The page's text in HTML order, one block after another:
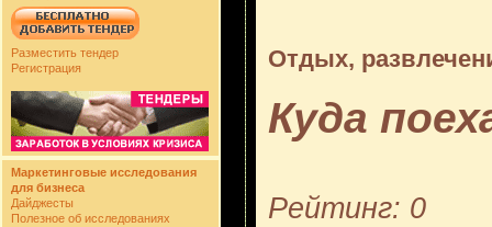
Разместить тендер
Регистрация
Маркетинговые исследования
для бизнеса
Дайджесты
Полезное об исследованиях
Отдых,
Куда
Рейтинг: 0